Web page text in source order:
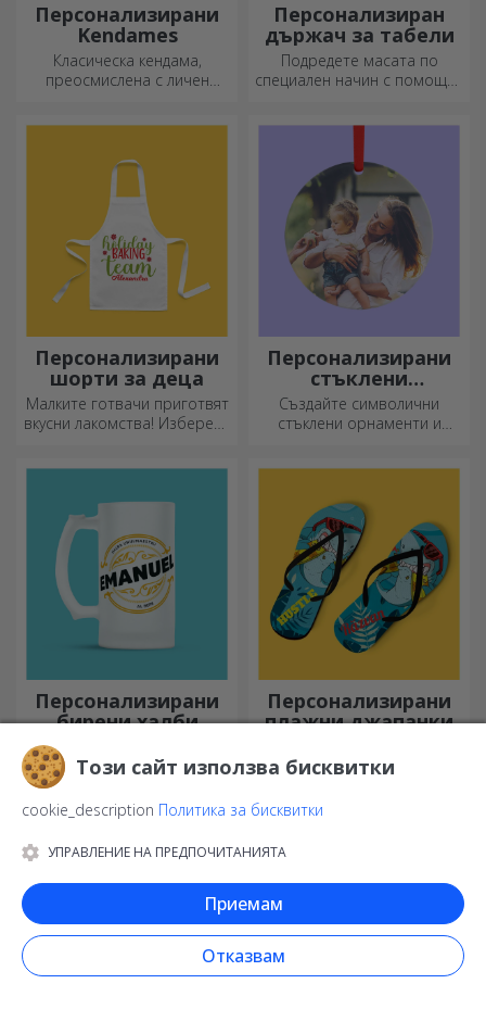
Персонализирани
Kendames
Класическа кендама,
преосмислена с личен
Персонализиран
държач за табели
Подредете масата по
специален начин с помощта
послание или името на
всеки член на масата.
Персонализирани
шорти за деца
Малките готвачи приготвят
вкусни лакомства! Изберете
кухнята!
Персонализирани
стъклени
орнаменти
Създайте символични
стъклени орнаменти и
Персонализирани
бирени халби
За всички любители на
бирата
Персонализирани
плажни джапанки
готови за тен! Кой модел
персонализирате?
Този сайт използва бисквитки
cookie_description Политика за бисквитки
УПРАВЛЕНИЕ НА ПРЕДПОЧИТАНИЯТА
Приемам
Отказвам